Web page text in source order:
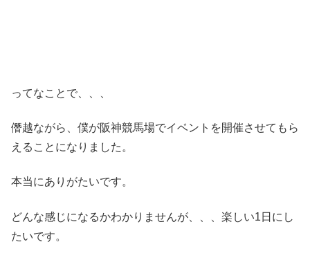
ってなことで、、、
僭越ながら、僕が阪神競馬場でイベントを開催させてもら
えることになりました。
本当にありがたいです。
どんな感じになるかわかりませんが、、、楽しい1日にし
たいです。